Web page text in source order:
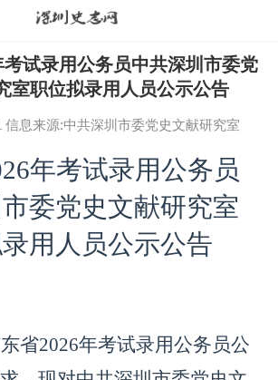
考试录用公务员中共深圳市委党
室职位拟录用人员公示公告
信息来源:中共深圳市委党史文献研究室
年考试录用公务员
市委党史文献研究室
用人员公示公告
省2026年考试录用公务员公